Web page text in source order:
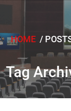
HOME /
Tag